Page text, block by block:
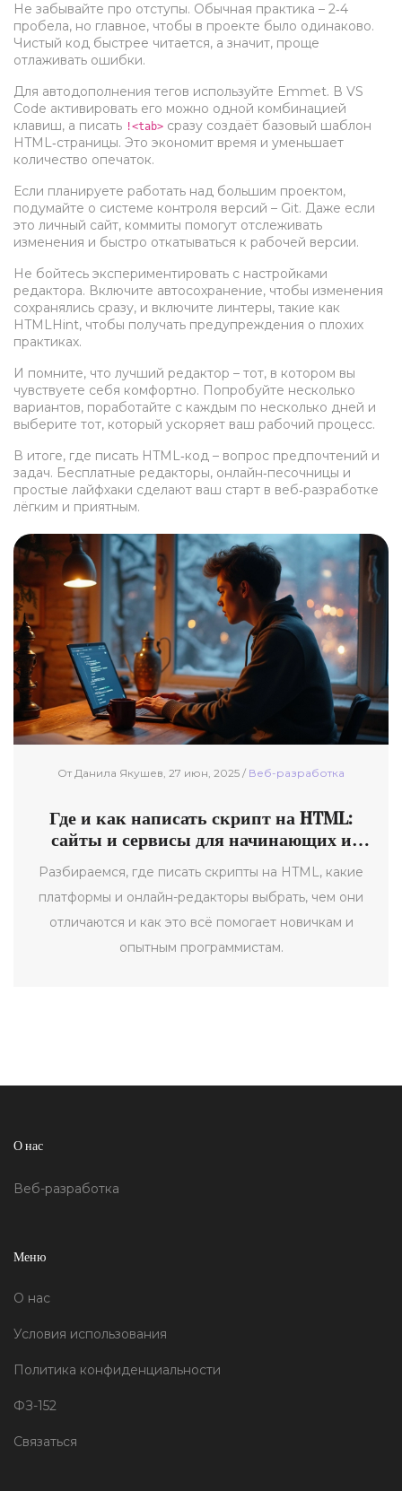
Не забывайте про отступы. Обычная практика – 2‑4
пробела, но главное, чтобы в проекте было одинаково.
Чистый код быстрее читается, а значит, проще
отлаживать ошибки.
Для автодополнения тегов используйте Emmet. В VS
Code активировать его можно одной комбинацией
клавиш, а писать !<tab> сразу создаёт базовый шаблон
HTML‑страницы. Это экономит время и уменьшает
количество опечаток.
Если планируете работать над большим проектом,
подумайте о системе контроля версий – Git. Даже если
это личный сайт, коммиты помогут отслеживать
изменения и быстро откатываться к рабочей версии.
Не бойтесь экспериментировать с настройками
редактора. Включите автосохранение, чтобы изменения
сохранялись сразу, и включите линтеры, такие как
HTMLHint, чтобы получать предупреждения о плохих
практиках.
И помните, что лучший редактор – тот, в котором вы
чувствуете себя комфортно. Попробуйте несколько
вариантов, поработайте с каждым по несколько дней и
выберите тот, который ускоряет ваш рабочий процесс.
В итоге, где писать HTML‑код – вопрос предпочтений и
задач. Бесплатные редакторы, онлайн‑песочницы и
простые лайфхаки сделают ваш старт в веб‑разработке
лёгким и приятным.
От Данила Якушев, 27 июн, 2025 / Веб-разработка
Где и как написать скрипт на HTML:
сайты и сервисы для начинающих и
Разбираемся, где писать скрипты на HTML, какие
платформы и онлайн-редакторы выбрать, чем они
отличаются и как это всё помогает новичкам и
опытным программистам.
О нас
Веб-разработка
Меню
О нас
Условия использования
Политика конфиденциальности
ФЗ-152
Связаться